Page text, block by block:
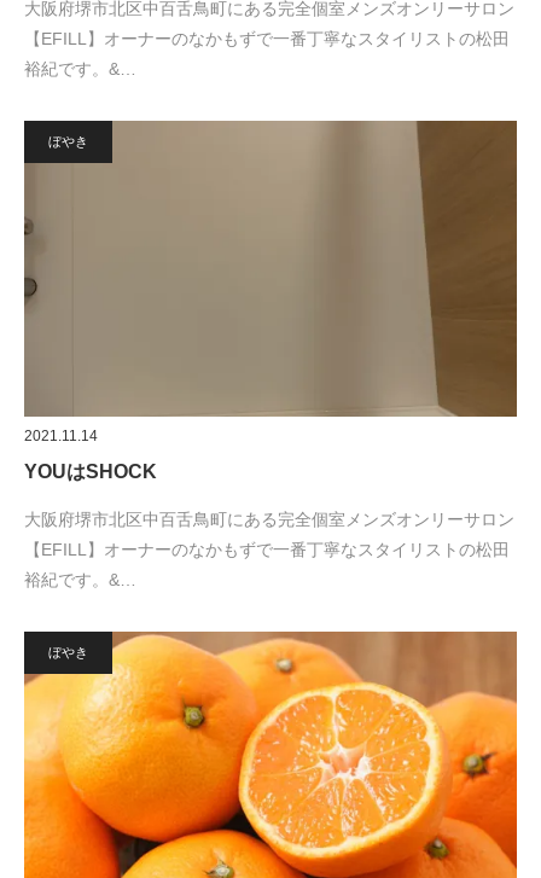
大阪府堺市北区中百舌鳥町にある完全個室メンズオンリーサロン
【EFILL】オーナーのなかもずで一番丁寧なスタイリストの松田
裕紀です。&…
ぼやき
2021.11.14
YOUはSHOCK
大阪府堺市北区中百舌鳥町にある完全個室メンズオンリーサロン
【EFILL】オーナーのなかもずで一番丁寧なスタイリストの松田
裕紀です。&…
ぼやき